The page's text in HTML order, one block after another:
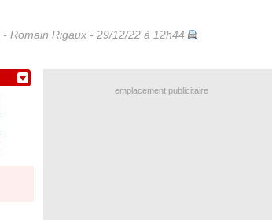
- Romain Rigaux - 29/12/22 à 12h44
emplacement publicitaire